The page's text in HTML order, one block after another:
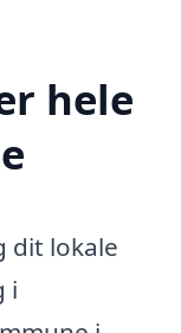
hele
dit lokale
i